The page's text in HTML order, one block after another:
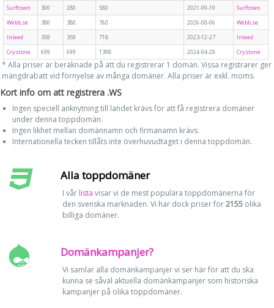
Surftown
300 280 580 2021-09-19
Surftown
Webb.se
380 380 760 2026-08-06
Webb.se
Inleed
359 359 718 2023-12-27
Inleed
Crystone
699 699 1398 2024-04-29 Crystone
* Alla priser är beräknade på att du registrerar 1 domän. Vissa registrarer ger
mängdrabatt vid förnyelse av många domäner. Alla priser är exkl. moms.
Kort info om att registrera .WS
Ingen speciell anknytning till landet krävs för att få registrera domäner
under denna toppdomän.
Ingen likhet mellan domännamn och firmanamn krävs.
Internationella tecken tillåts inte överhuvudtaget i denna toppdomän.
Alla toppdomäner
I vår lista visar vi de mest populära toppdomänerna för
den svenska marknaden. Vi har dock priser för2155olika
billiga domäner.
Domänkampanjer?
Vi samlar alla domänkampanjer vi ser här för att du ska
kunna se såväl aktuella domänkampanjer som historiska
kampanjer på olika toppdomäner.